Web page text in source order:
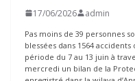
17/06/2026 admin
Pas moins de 39 personnes
blessées dans 1564
période du 7 au 13 juin à
mercredi un bilan de la